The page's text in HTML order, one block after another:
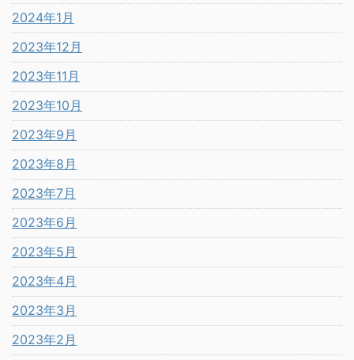
2024年1月
2023年12月
2023年11月
2023年10月
2023年9月
2023年8月
2023年7月
2023年6月
2023年5月
2023年4月
2023年3月
2023年2月